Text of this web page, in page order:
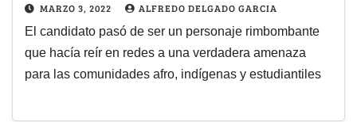
MARZO 3, 2022 ALFREDO DELGADO GARCIA
El candidato pasó de ser un personaje rimbombante
que hacía reír en redes a una verdadera amenaza
para las comunidades afro, indígenas y estudiantiles